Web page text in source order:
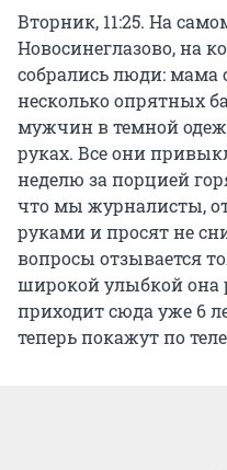
Вторник, 11:25. На
Новосинеглазово, на
собрались люди:
несколько опрятных
мужчин в темной
руках. Все они
неделю за порцией
что мы журналисты,
руками и просят не
вопросы отзывается
широкой улыбкой она
приходит сюда уже 6
теперь покажут по